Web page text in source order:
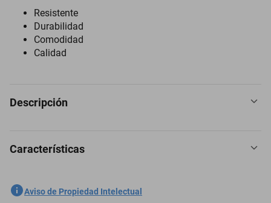
Resistente
Durabilidad
Comodidad
Calidad
Descripción
Sandalia casual de la marca furor de color cafe material tacto piel
Características
SKU
Aviso de Propiedad Intelectual